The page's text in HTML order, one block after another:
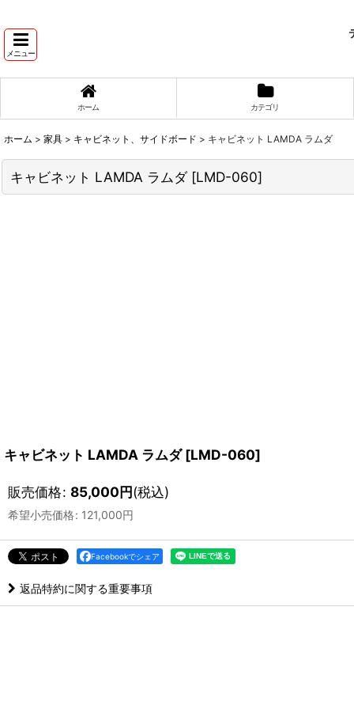
メニュー
ホーム カテゴリ
ホーム > 家具 > キャビネット、サイドボード > キャビネット LAMDA ラムダ
キャビネット LAMDA ラムダ [LMD-060]
キャビネット LAMDA ラムダ [LMD-060]
販売価格: 85,000円(税込)
希望小売価格: 121,000円
Facebookでシェア
返品特約に関する重要事項